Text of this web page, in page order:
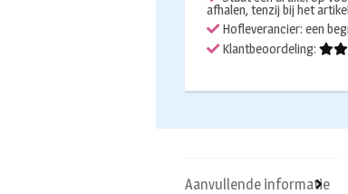
afhalen, tenzij bij het
Hofleverancier: een
Klantbeoordeling:
Aanvullende informatie